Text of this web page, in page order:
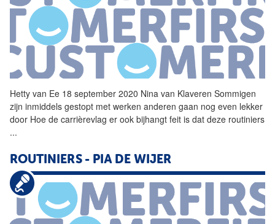
Hetty van Ee 18 september 2020 Nina van Klaveren Sommigen
zijn inmiddels gestopt met werken anderen gaan nog even lekker
door Hoe de carrièrevlag er ook bijhangt feit is dat deze routiniers
...
ROUTINIERS- PIA DE WIJER